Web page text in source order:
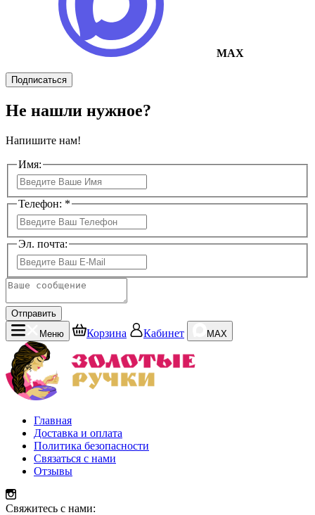
MAX
Подписаться
Не нашли нужное?
Напишите нам!
Имя:
Телефон: *
Эл. почта:
Отправить
Меню
Корзина Кабинет MAX
Главная
Доставка и оплата
Политика безопасности
Связаться с нами
Отзывы
Свяжитесь с нами: